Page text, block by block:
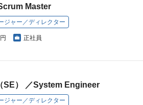
Master
ジャー／ディレクター
正社員
SE） ／System Engineer
ジャー／ディレクター